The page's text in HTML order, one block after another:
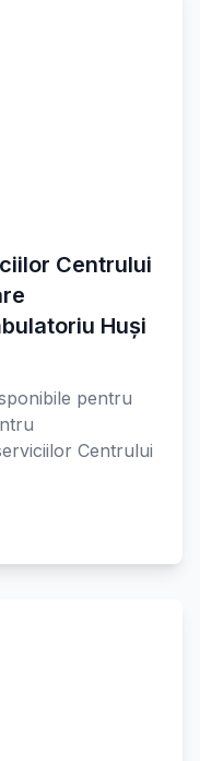
Centrului
Huși
pentru
Centrului